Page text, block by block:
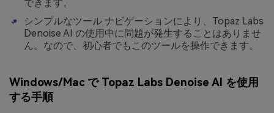
できます。
シンプルなツール ナビゲーションにより、Topaz Labs
Denoise AI の使用中に問題が発生することはありませ
ん。なので、初心者でもこのツールを操作できます。
Windows/Mac で Topaz Labs Denoise AI を使用
する手順